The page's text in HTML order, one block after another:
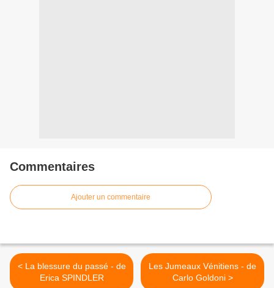
Commentaires
Ajouter un commentaire
< La blessure du passé - de
Erica SPINDLER
Les Jumeaux Vénitiens - de
Carlo Goldoni >